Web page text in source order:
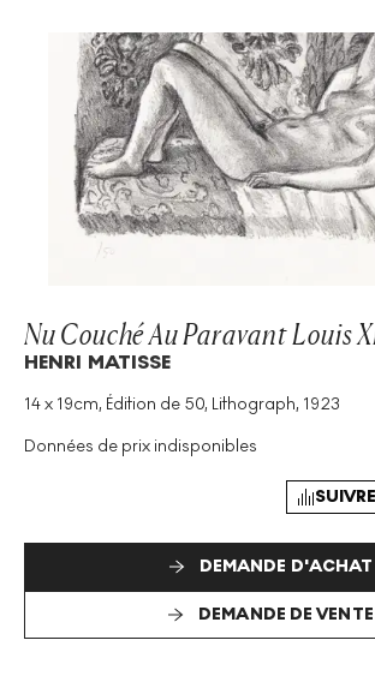
Nu Couché Au Paravant Louis
HENRI MATISSE
14 x 19cm, Édition de 50, Lithograph, 1923
Technique : Lithograph
Taille De L'édition: 50
Données de prix indisponibles
DEMANDE D'ACHAT
DEMANDE DE VENTE